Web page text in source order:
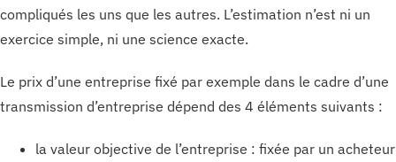
compliqués les uns que les autres. L’estimation n’est ni un
exercice simple, ni une science exacte.
Le prix d’une entreprise fixé par exemple dans le cadre d’une
transmission d’entreprise dépend des 4 éléments suivants :
la valeur objective de l’entreprise : fixée par un acheteur